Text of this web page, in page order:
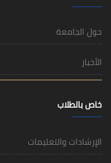
حول الجامعة
الأخبار
خاص بالطلاب
الإرشادات والتعليمات